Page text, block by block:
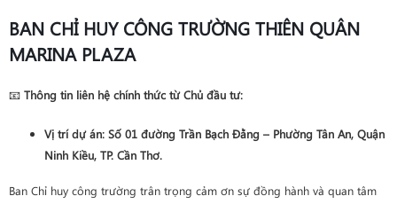
BAN CHỈ HUY CÔNG TRƯỜNG THIÊN QUÂN
MARINA PLAZA
📧 Thông tin liên hệ chính thức từ Chủ đầu tư:
Vị trí dự án: Số 01 đường Trần Bạch Đằng – Phường Tân An, Quận
Ninh Kiều, TP. Cần Thơ.
Ban Chỉ huy công trường trân trọng cảm ơn sự đồng hành và quan tâm